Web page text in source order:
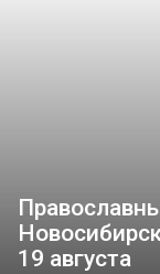
19 августа